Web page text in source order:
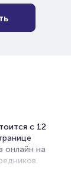
с 12
онлайн на